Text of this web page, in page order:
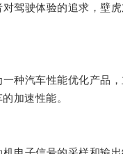
驶体验的追求，壁虎
汽车性能优化产品，
加速性能。